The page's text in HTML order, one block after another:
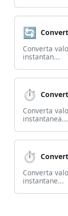
🔄
Converta
instantan...
⏱️
Converta
instantanea...
⏱️
Converta
instantane...